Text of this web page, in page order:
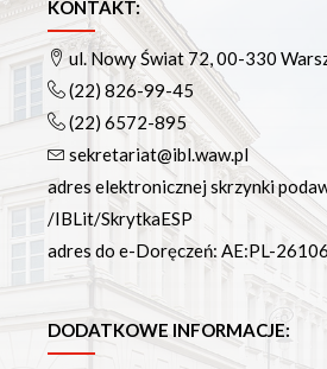
KONTAKT:
ul. Nowy Świat 72, 00-330
(22) 826-99-45
(22) 6572-895
sekretariat@ibl.waw.pl
adres elektronicznej skrzynki
/IBLit/SkrytkaESP
adres do e-Doręczeń: AE:PL-
DODATKOWE INFORMACJE: